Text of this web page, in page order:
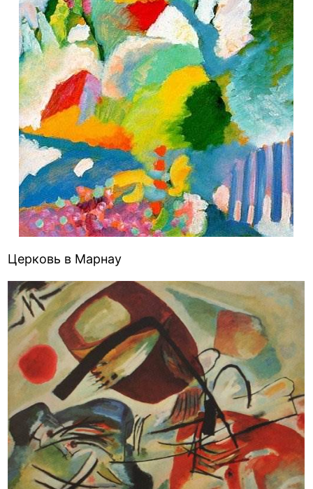
Церковь в Марнау